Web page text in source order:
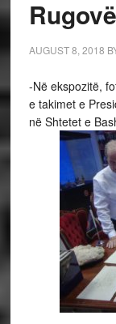
AUGUST 8, 2018
-Në ekspozitë,
e takimet e
në Shtetet e